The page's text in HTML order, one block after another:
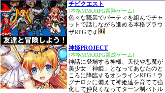
チビクエスト
[本格MMORPG冒険ゲーム]
色々な職業でパーティを組んでチャ
ットで話しながら進める本格ブラウ
ザRPGです
神姫PROJECT
[本格MMORPG育成ゲーム]
神話に登場する神様、天使や悪魔が
美少女「神姫」となってあなたのと
ころに降臨するオンラインRPG！ラ
グナロクに備えて神姫達を育てて強
化して仲良くなってターン制バトル